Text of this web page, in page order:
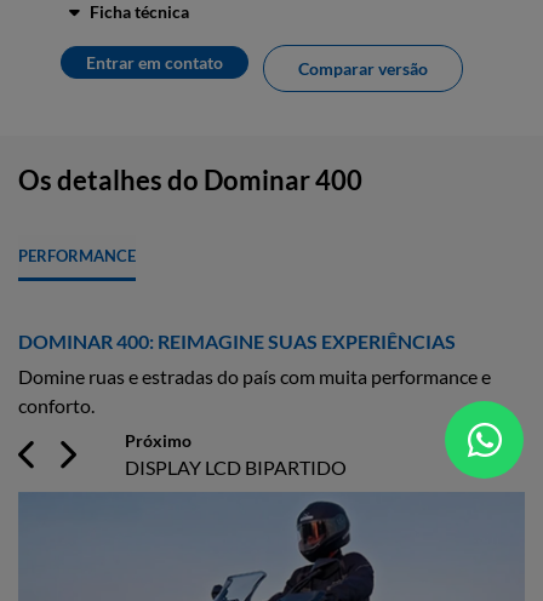
Ficha técnica
Entrar em contato Comparar versão
Os detalhes do Dominar 400
PERFORMANCE
DOMINAR 400: REIMAGINE SUAS EXPERIÊNCIAS
Domine ruas e estradas do país com muita performance e
conforto.
PreviousNext Próximo
DISPLAY LCD BIPARTIDO